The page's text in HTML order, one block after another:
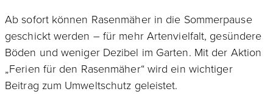
Ab sofort können Rasenmäher in die Sommerpause
geschickt werden – für mehr Artenvielfalt, gesündere
Böden und weniger Dezibel im Garten. Mit der Aktion
„Ferien für den Rasenmäher“ wird ein wichtiger
Beitrag zum Umweltschutz geleistet.